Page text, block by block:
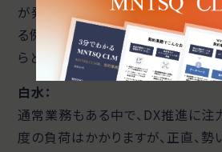
が発生しますし、自分の仕事だけ
る例もよく聞きます。もし他社にア
らどのようなポイントを伝えますか
白水：
通常業務もある中で、DX推進に注
度の負荷はかかりますが、正直、